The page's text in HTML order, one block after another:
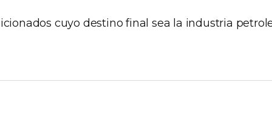
cuyo destino final sea la industria